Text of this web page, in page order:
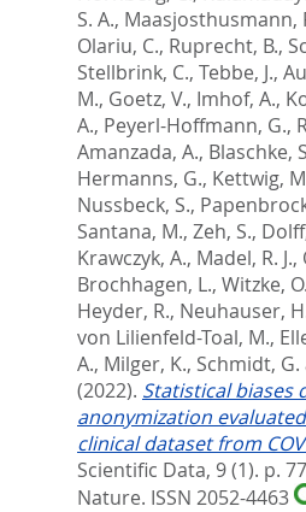
S. A., Maasjosthusmann,
Olariu, C., Ruprecht, B.,
Stellbrink, C., Tebbe, J.,
M., Goetz, V., Imhof, A.,
A., Peyerl-Hoffmann, G.,
Amanzada, A., Blaschke,
Hermanns, G., Kettwig,
Nussbeck, S.,
Santana, M., Zeh, S.,
Krawczyk, A., Madel, R. J.,
Brochhagen, L., Witzke, O.
Heyder, R., Neuhauser,
von Lilienfeld-Toal, M.,
A., Milger, K., Schmidt, G.
(2022). Statistical biases
anonymization
clinical dataset from
Scientific Data, 9 (1). p.
Nature. ISSN 2052-4463